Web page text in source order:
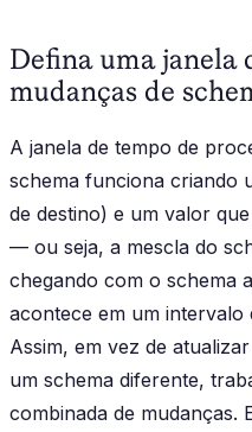
Defina uma janela
mudanças de
A janela de tempo de
schema funciona criando
de destino) e um valor
— ou seja, a mescla do
chegando com o schema
acontece em um
Assim, em vez de
um schema diferente,
combinada de mudanças.